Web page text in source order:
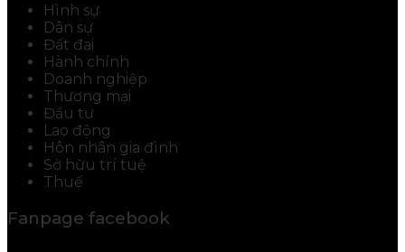
Hình sự
Dân sự
Đất đai
Hành chính
Doanh nghiệp
Thương mại
Đầu tư
Lao động
Hôn nhân gia đình
Sở hữu trí tuệ
Thuế
Fanpage facebook